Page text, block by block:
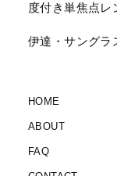
度付き単焦点レ
伊達・サングラ
HOME
ABOUT
FAQ